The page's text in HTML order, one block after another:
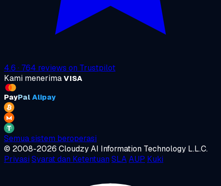
4.6 · 764 reviews on Trustpilot
Kami menerima VISA
PayPal Alipay
Semua sistem beroperasi
© 2008-2026 Cloudzy AI Information Technology L.L.C.
Privasi Syarat dan Ketentuan SLAAUP Kuki